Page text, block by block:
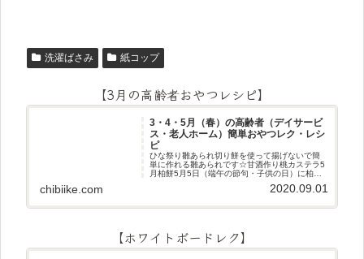
洗濯ばさみ 紙コップ
【3月の高齢者おやつレシピ】
3・4・5月（春）の高齢者（デイサービ
ス・老人ホーム）簡単おやつレク・レシ
ピ
ひな祭り雛あられ切り餅を使って揚げないで簡
単に作れる雛あられです☆甘酒作り桃カステラ5
月柏餅5月5日（端午の節句・子供の日）に柏餅
日）にちまき作りです☆ほうじ茶プリン抹茶パ
chibiike.com 2020.09.01
【ホワイトボードレク】